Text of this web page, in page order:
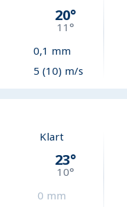
20°
11°
0,1 mm
5 (10) m/s
Klart
23°
10°
0 mm